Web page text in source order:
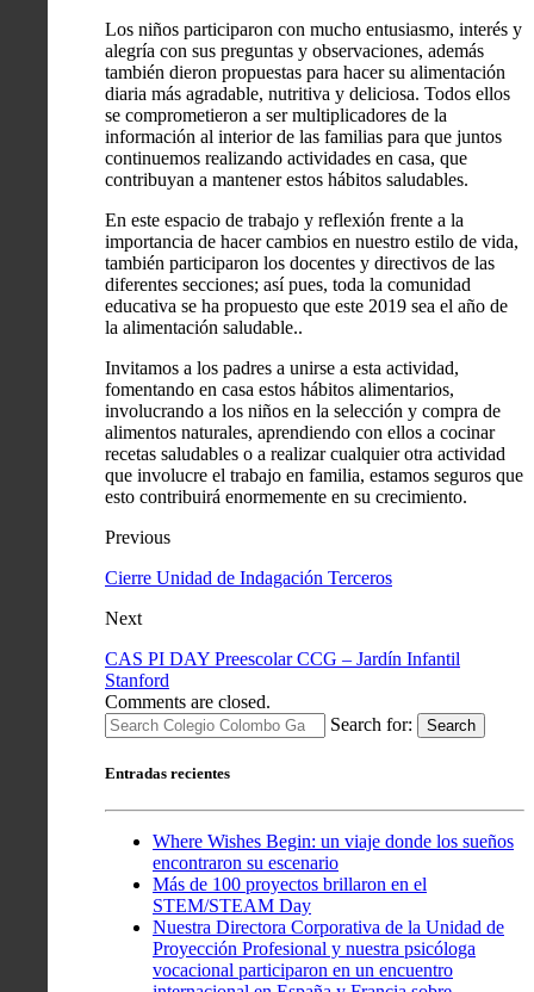
Los niños participaron con mucho entusiasmo, interés y
alegría con sus preguntas y observaciones, además
también dieron propuestas para hacer su alimentación
diaria más agradable, nutritiva y deliciosa. Todos ellos
se comprometieron a ser multiplicadores de la
información al interior de las familias para que juntos
continuemos realizando actividades en casa, que
contribuyan a mantener estos hábitos saludables.
En este espacio de trabajo y reflexión frente a la
importancia de hacer cambios en nuestro estilo de vida,
también participaron los docentes y directivos de las
diferentes secciones; así pues, toda la comunidad
educativa se ha propuesto que este 2019 sea el año de
la alimentación saludable..
Invitamos a los padres a unirse a esta actividad,
fomentando en casa estos hábitos alimentarios,
involucrando a los niños en la selección y compra de
alimentos naturales, aprendiendo con ellos a cocinar
recetas saludables o a realizar cualquier otra actividad
que involucre el trabajo en familia, estamos seguros que
esto contribuirá enormemente en su crecimiento.
Previous
Cierre Unidad de Indagación Terceros
Next
CAS PI DAY Preescolar CCG – Jardín Infantil
Stanford
Comments are closed.
Search for:
Search
Entradas recientes
Where Wishes Begin: un viaje donde los sueños
encontraron su escenario
Más de 100 proyectos brillaron en el
STEM/STEAM Day
Nuestra Directora Corporativa de la Unidad de
Proyección Profesional y nuestra psicóloga
vocacional participaron en un encuentro